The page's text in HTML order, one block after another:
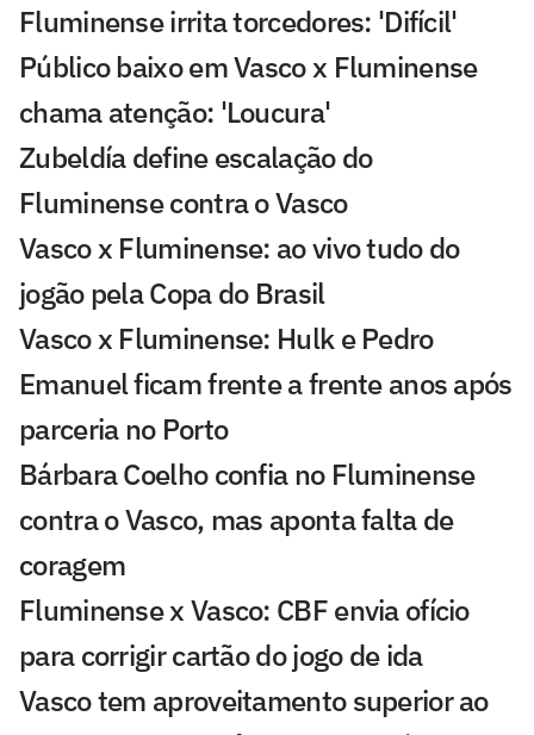
Fluminense irrita torcedores: 'Difícil'
Público baixo em Vasco x Fluminense
chama atenção: 'Loucura'
Zubeldía define escalação do
Fluminense contra o Vasco
Vasco x Fluminense: ao vivo tudo do
jogão pela Copa do Brasil
Vasco x Fluminense: Hulk e Pedro
Emanuel ficam frente a frente anos após
parceria no Porto
Bárbara Coelho confia no Fluminense
contra o Vasco, mas aponta falta de
coragem
Fluminense x Vasco: CBF envia ofício
para corrigir cartão do jogo de ida
Vasco tem aproveitamento superior ao